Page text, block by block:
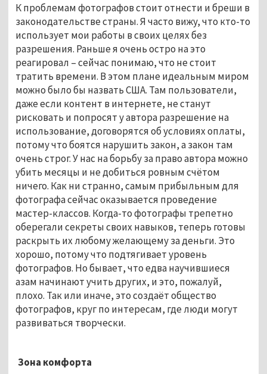
К проблемам фотографов стоит отнести и бреши в
законодательстве страны. Я часто вижу, что кто-то
использует мои работы в своих целях без
разрешения. Раньше я очень остро на это
реагировал – сейчас понимаю, что не стоит
тратить времени. В этом плане идеальным миром
можно было бы назвать США. Там пользователи,
даже если контент в интернете, не станут
рисковать и попросят у автора разрешение на
использование, договорятся об условиях оплаты,
потому что боятся нарушить закон, а закон там
очень строг. У нас на борьбу за право автора можно
убить месяцы и не добиться ровным счётом
ничего. Как ни странно, самым прибыльным для
фотографа сейчас оказывается проведение
мастер-классов. Когда-то фотографы трепетно
оберегали секреты своих навыков, теперь готовы
раскрыть их любому желающему за деньги. Это
хорошо, потому что подтягивает уровень
фотографов. Но бывает, что едва научившиеся
азам начинают учить других, и это, пожалуй,
плохо. Так или иначе, это создаёт общество
фотографов, круг по интересам, где люди могут
развиваться творчески.
Зона комфорта